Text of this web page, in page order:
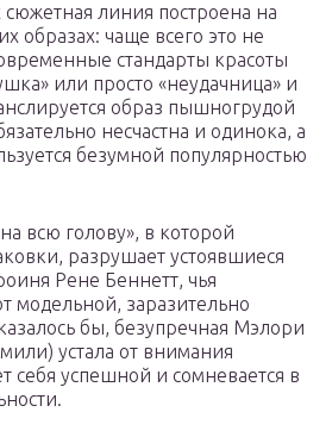
линия построена на
образах: чаще всего это не
стандарты красоты
или просто «неудачница» и
образ пышногрудой
несчастна и одинока, а
безумной популярностью
всю голову», в которой
разрушает устоявшиеся
Рене Беннетт, чья
модельной, заразительно
бы, безупречная Мэлори
устала от внимания
себя успешной и сомневается в